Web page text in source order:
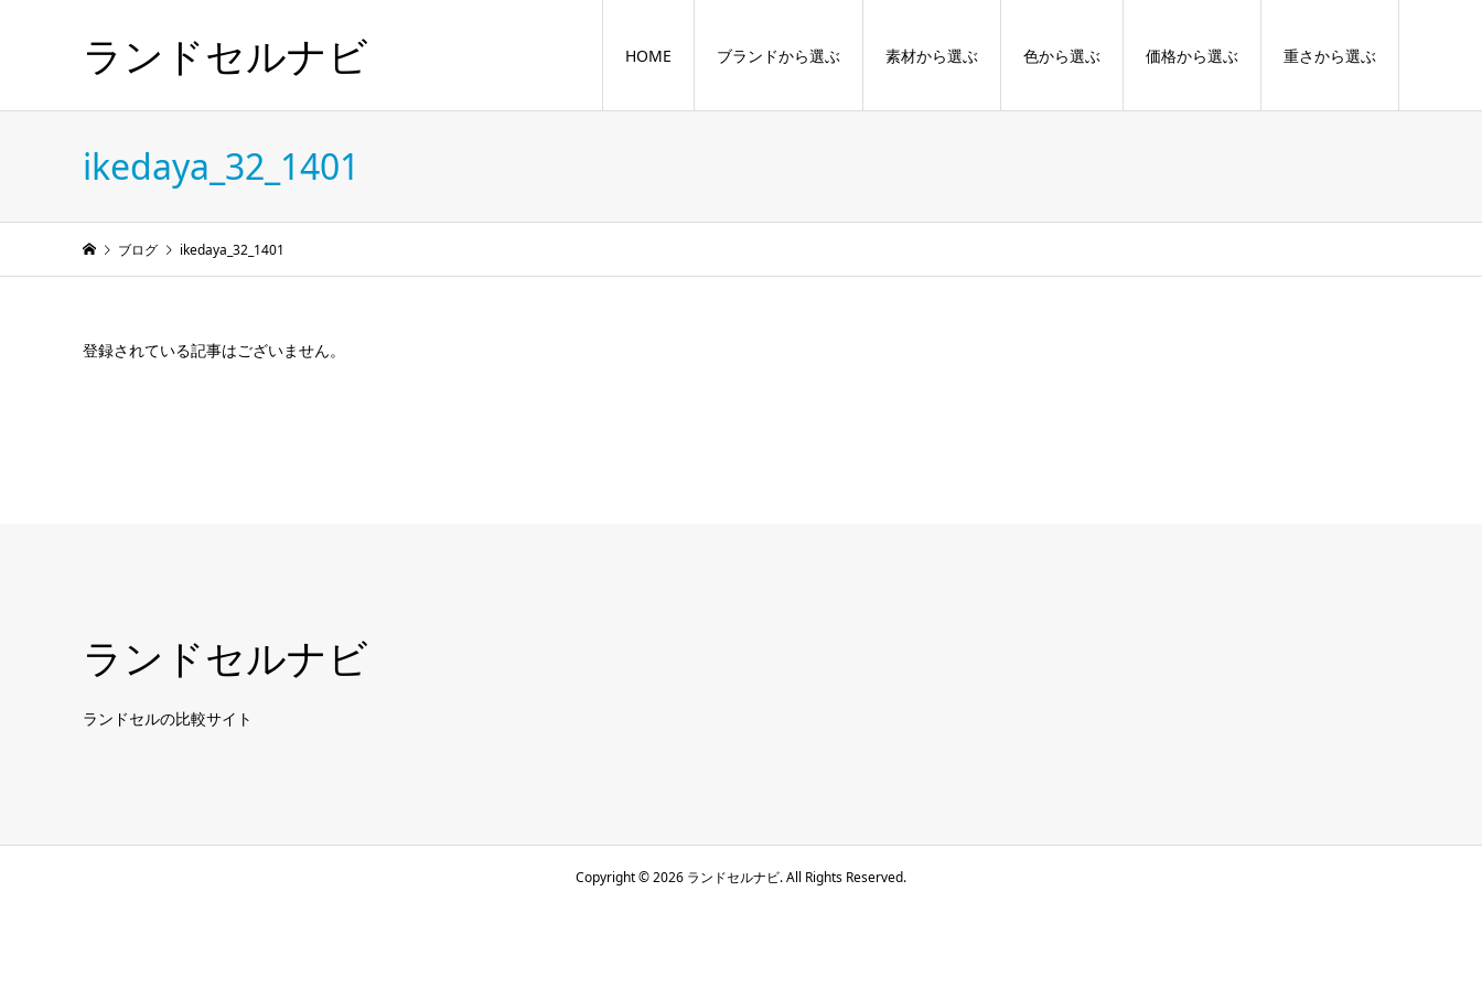
ランドセルナビ HOME ブランドから選ぶ 素材から選ぶ 色から選ぶ 価格から選ぶ 重さから選ぶ
ikedaya_32_1401
ブログ ikedaya_32_1401
登録されている記事はございません。
ランドセルナビ
ランドセルの比較サイト
Copyright ©2026 ランドセルナビ. All Rights Reserved.